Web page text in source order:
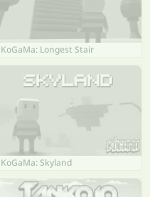
KoGaMa: Longest Stair
KoGaMa: Skyland